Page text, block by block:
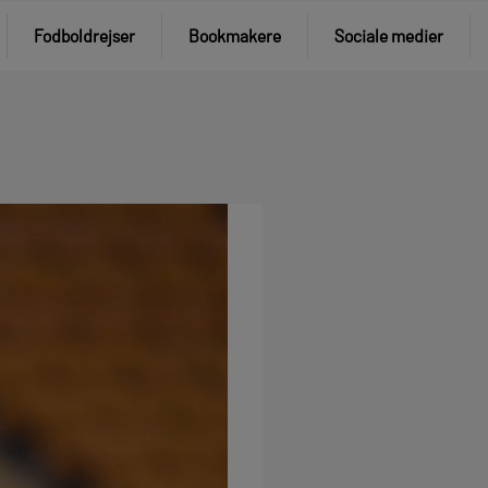
Fodboldrejser Bookmakere Sociale medier